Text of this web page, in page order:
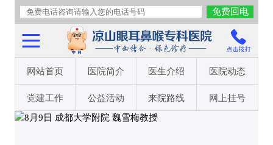
网站首页 医院简介 医生介绍 医院动态
党建工作 公益活动 来院路线 网上挂号